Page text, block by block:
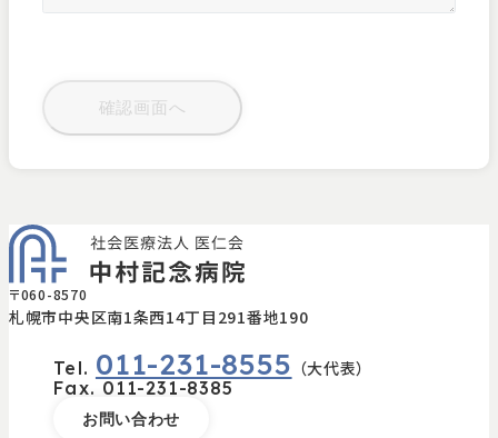
〒060-8570
札幌市中央区南1条西14丁目291番地190
Tel. 011-231-8555 （大代表）
Fax. 011-231-8385
お問い合わせ